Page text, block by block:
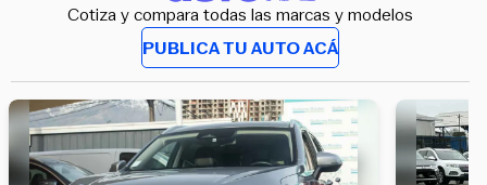
Cotiza y compara todas las marcas y modelos
PUBLICA TU AUTO ACÁ